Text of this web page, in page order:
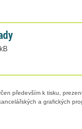
především k tisku,
a grafických